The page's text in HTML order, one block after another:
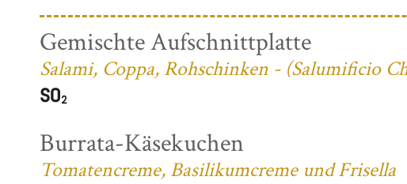
Gemischte Aufschnittplatte
Salami, Coppa, Rohschinken - (Salumificio
Burrata-Käsekuchen
Tomatencreme, Basilikumcreme und Frisella